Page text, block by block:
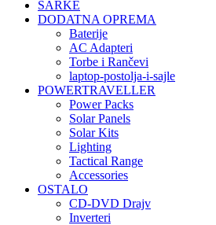
ŠARKE
DODATNA OPREMA
Baterije
AC Adapteri
Torbe i Rančevi
laptop-postolja-i-sajle
POWERTRAVELLER
Power Packs
Solar Panels
Solar Kits
Lighting
Tactical Range
Accessories
OSTALO
CD-DVD Drajv
Inverteri